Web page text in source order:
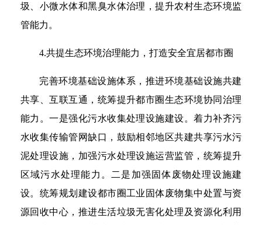
圾、小微水体和黑臭水体治理，提升农村生态环境监
管能力。
4.共提生态环境治理能力，打造安全宜居都市圈
完善环境基础设施体系，推进环境基础设施共建
共享、互联互通，统筹提升都市圈生态环境协同治理
能力。一是强化污水收集处理设施建设。着力补齐污
水收集传输管网缺口，鼓励相邻地区共建共享污水污
泥处理设施，加强污水处理设施运营监管，统筹提升
区域污水处理能力。二是加强固体废物处理设施建
设。统筹规划建设都市圈工业固体废物集中处置与资
源回收中心，推进生活垃圾无害化处理及资源化利用